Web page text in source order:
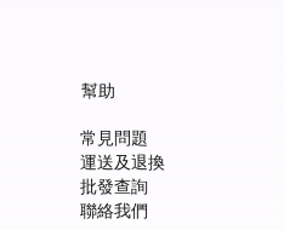
幫助
常見問題
運送及退換
批發查詢
聯絡我們